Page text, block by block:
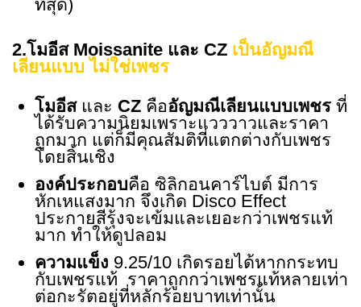
ที่สุด)
2.โมอีส Moissanite และ CZ เป็นอัญมณี
เลียนแบบ ไม่ใช่เพชร
โมอีสและ CZ คืออัญมณีเลียนแบบเพชร ที่
ได้รับความนิยมเพราะแวววาวและราคา
ถูกมาก แต่ก็มีคุณสัมติที่แตกต่างกับเพชร
โดยสิ้นเชิง
องค์ประกอบคือ ซิลิกอนคาร์ไบต์ มีการ
หักเหแสงมาก จึงเกิด Disco Effect
ประกายสีรุ้งจะเข้มและเยอะกว่าเพชรแท้
มาก ทำให้ดูปลอม
ความแข็ง 9.25/10 เกิดรอยได้หากกระทบ
กับเพชรแท้ ราคาถูกกว่าเพชรแท้หลายเท่า
ต่อกะรัตอยู่ที่หลักร้อยบาทเท่านั้น